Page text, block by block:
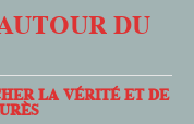
DU
LA VÉRITÉ ET DE